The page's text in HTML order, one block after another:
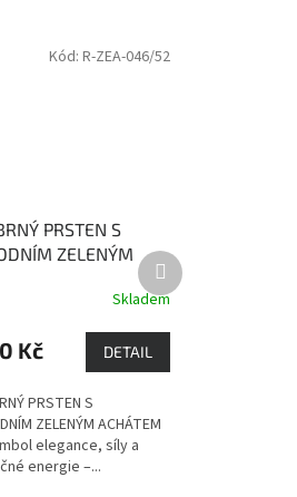
PRSTEN S
ZELENÝM
má harmonizující
celý organismus.
Skladem
Kč DETAIL
PRSTEN S
ZELENÝM ACHÁTEM
elegance, síly a
energie –...
Kód: R-ZEA-046/52
Další
produkt